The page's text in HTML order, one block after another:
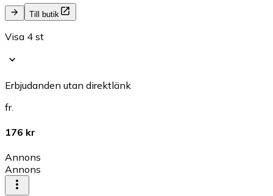
Till butik
Visa 4 st
Erbjudanden utan direktlänk
fr.
176 kr
Annons
Annons